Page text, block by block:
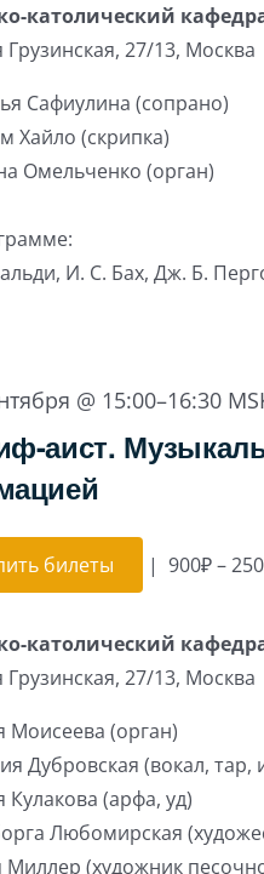
католический
27/13, Москва
Сафиулина (сопрано)
Хайло (скрипка)
Омельченко (орган)
И. С. Бах, Дж. Б.
@ 15:00–16:30
аист.
билеты | 900₽ –
католический
27/13, Москва
Моисеева (орган)
Дубровская (вокал, тар,
(арфа, уд)
Любомирская
Миллер (художник